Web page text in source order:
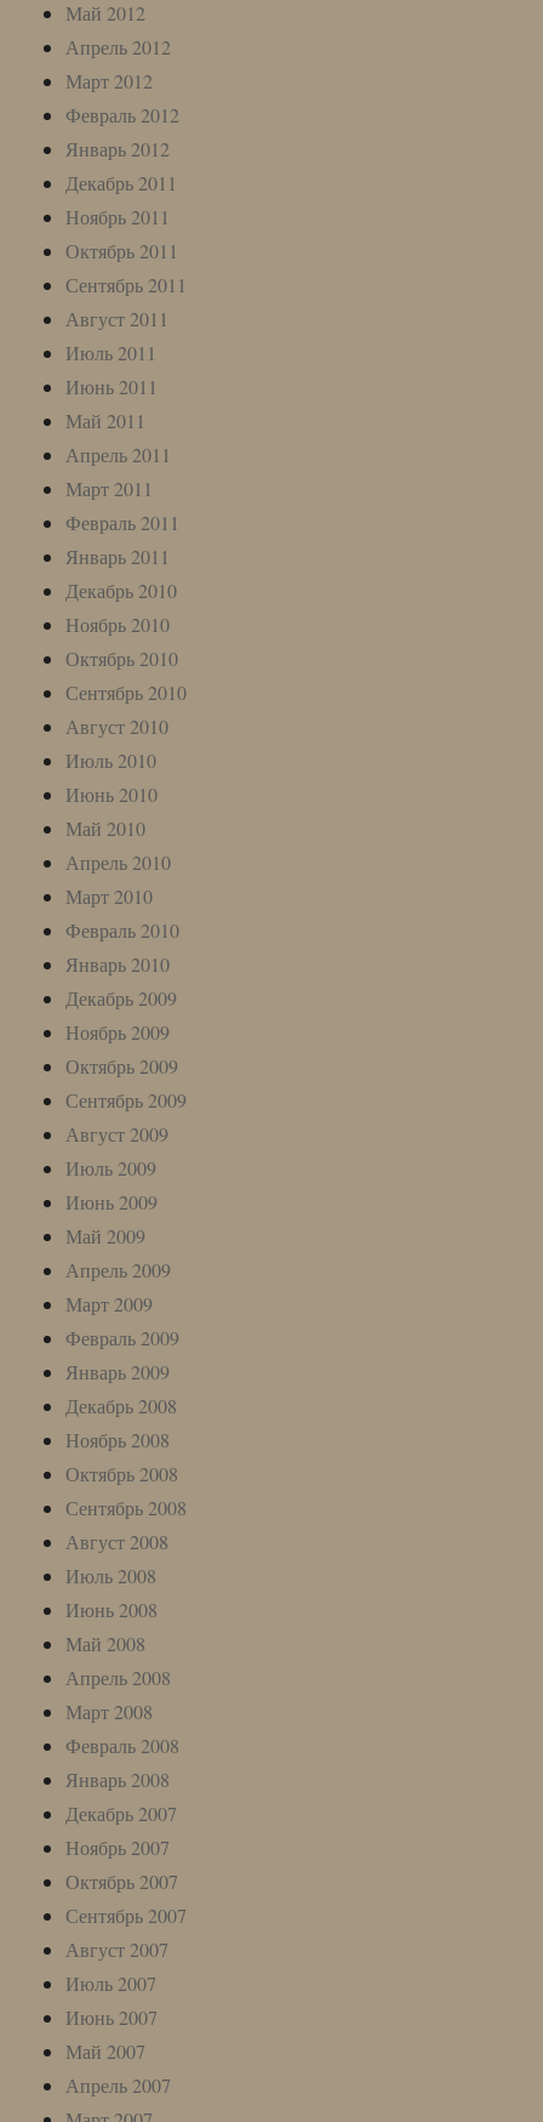
Май 2012
Апрель 2012
Март 2012
Февраль 2012
Январь 2012
Декабрь 2011
Ноябрь 2011
Октябрь 2011
Сентябрь 2011
Август 2011
Июль 2011
Июнь 2011
Май 2011
Апрель 2011
Март 2011
Февраль 2011
Январь 2011
Декабрь 2010
Ноябрь 2010
Октябрь 2010
Сентябрь 2010
Август 2010
Июль 2010
Июнь 2010
Май 2010
Апрель 2010
Март 2010
Февраль 2010
Январь 2010
Декабрь 2009
Ноябрь 2009
Октябрь 2009
Сентябрь 2009
Август 2009
Июль 2009
Июнь 2009
Май 2009
Апрель 2009
Март 2009
Февраль 2009
Январь 2009
Декабрь 2008
Ноябрь 2008
Октябрь 2008
Сентябрь 2008
Август 2008
Июль 2008
Июнь 2008
Май 2008
Апрель 2008
Март 2008
Февраль 2008
Январь 2008
Декабрь 2007
Ноябрь 2007
Октябрь 2007
Сентябрь 2007
Август 2007
Июль 2007
Июнь 2007
Май 2007
Апрель 2007